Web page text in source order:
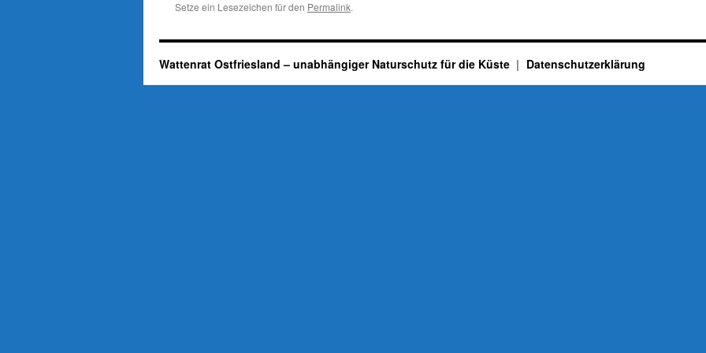
Setze ein Lesezeichen für den Permalink.
Wattenrat Ostfriesland – unabhängiger Naturschutz für die Küste Datenschutzerklärung